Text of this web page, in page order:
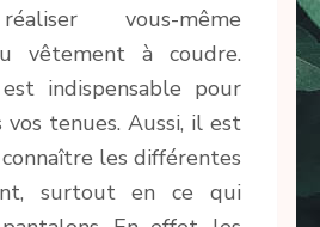
vous-même
vêtement à coudre.
indispensable pour
tenues. Aussi, il est
les différentes
surtout en ce qui